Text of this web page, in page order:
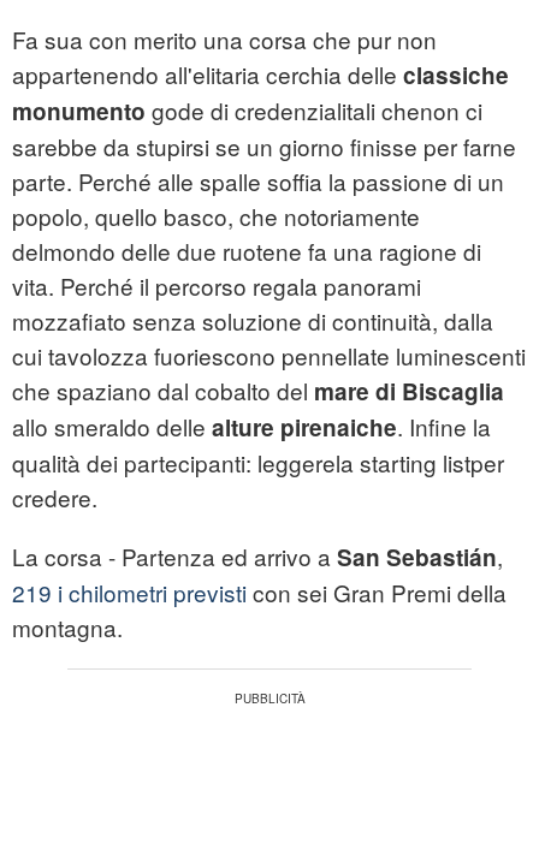
Fa sua con merito una corsa che pur non
appartenendo all'elitaria cerchia delle classiche
monumento gode di credenzialitali chenon ci
sarebbe da stupirsi se un giorno finisse per farne
parte. Perché alle spalle soffia la passione di un
popolo, quello basco, che notoriamente
delmondo delle due ruotene fa una ragione di
vita. Perché il percorso regala panorami
mozzafiato senza soluzione di continuità, dalla
cui tavolozza fuoriescono pennellate luminescenti
che spaziano dal cobalto del mare di Biscaglia
allo smeraldo delle alture pirenaiche. Infine la
qualità dei partecipanti: leggerela starting listper
credere.
La corsa - Partenza ed arrivo a San Sebastián,
219 i chilometri previsticon sei Gran Premi della
montagna.